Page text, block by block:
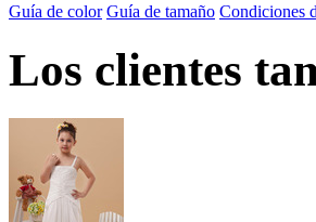
Guía de color Guía de tamaño Condiciones
Los clientes